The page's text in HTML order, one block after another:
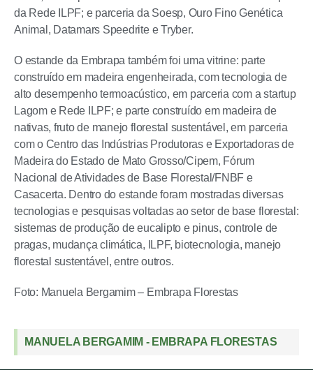
da Rede ILPF; e parceria da Soesp, Ouro Fino Genética
Animal, Datamars Speedrite e Tryber.
O estande da Embrapa também foi uma vitrine: parte
construído em madeira engenheirada, com tecnologia de
alto desempenho termoacústico, em parceria com a startup
Lagom e Rede ILPF; e parte construído em madeira de
nativas, fruto de manejo florestal sustentável, em parceria
com o Centro das Indústrias Produtoras e Exportadoras de
Madeira do Estado de Mato Grosso/Cipem, Fórum
Nacional de Atividades de Base Florestal/FNBF e
Casacerta. Dentro do estande foram mostradas diversas
tecnologias e pesquisas voltadas ao setor de base florestal:
sistemas de produção de eucalipto e pinus, controle de
pragas, mudança climática, ILPF, biotecnologia, manejo
florestal sustentável, entre outros.
Foto: Manuela Bergamim – Embrapa Florestas
MANUELA BERGAMIM - EMBRAPA FLORESTAS